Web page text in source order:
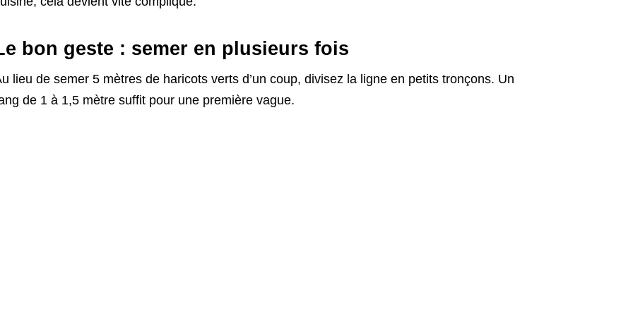
bon geste : semer en plusieurs fois
lieu de semer 5 mètres de haricots verts d’un coup, divisez la ligne en petits tronçons. Un
de 1 à 1,5 mètre suffit pour une première vague.